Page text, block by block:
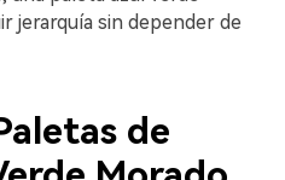
jerarquía sin depender de
de